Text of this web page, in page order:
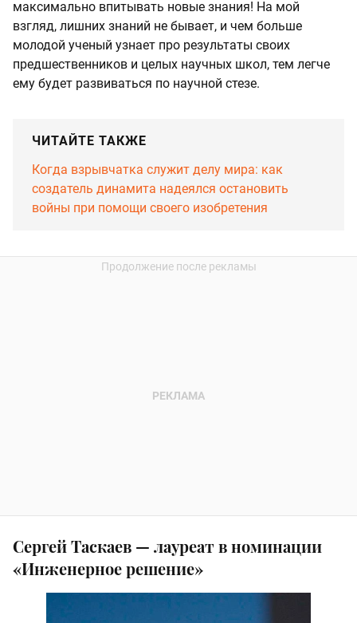
максимально впитывать новые знания! На мой
взгляд, лишних знаний не бывает, и чем больше
молодой ученый узнает про результаты своих
предшественников и целых научных школ, тем легче
ему будет развиваться по научной стезе.
ЧИТАЙТЕ ТАКЖЕ
Когда взрывчатка служит делу мира: как
создатель динамита надеялся остановить
войны при помощи своего изобретения
Сергей Таскаев — лауреат в номинации
«Инженерное решение»